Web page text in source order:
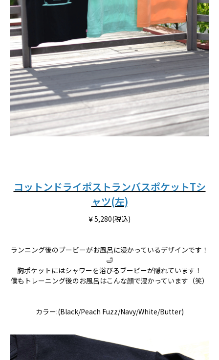
コットンドライポストランバスポケットTシ
ャツ(左)
￥5,280(税込)
ランニング後のブービーがお風呂に浸かっているデザインです！
🛁
胸ポケットにはシャワーを浴びるブービーが隠れています！
僕もトレーニング後のお風呂はこんな顔で浸かっています（笑）
カラー:(Black/Peach Fuzz/Navy/White/Butter)